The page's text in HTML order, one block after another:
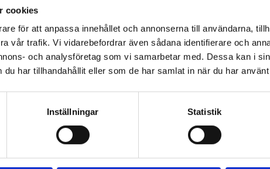
cookies
för att anpassa innehållet och annonserna till användarna,
vår trafik. Vi vidarebefordrar även sådana identifierare och
och analysföretag som vi samarbetar med. Dessa kan i
du har tillhandahållit eller som de har samlat in när du har
Inställningar Statistik
på inspiration och börjar arbeta med